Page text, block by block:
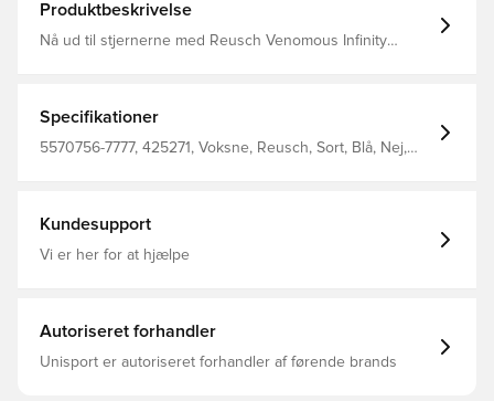
Produktbeskrivelse
Nå ud til stjernerne med Reusch Venomous Infinity
disse funktionsrige handsker målmændene strålende på
banen AirVentsystem Forudformet konstruktion 3D
tommelfingertrin Tommelfingerindpakning Evolution
Specifikationer
5570756-7777, 425271, Voksne, Reusch, Sort, Blå, Nej,
Kundesupport
Vi er her for at hjælpe
Autoriseret forhandler
Unisport er autoriseret forhandler af førende brands